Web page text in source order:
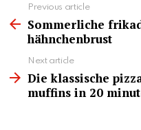
more
Previous article
Sommerliche
hähnchenbrust
Next article
Die klassische
muffins in 20